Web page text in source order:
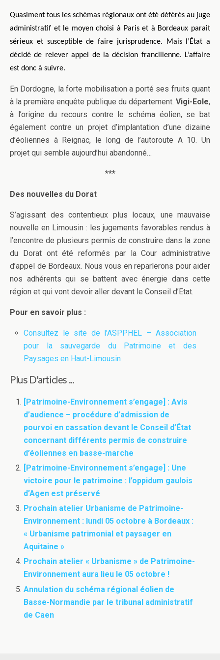
Quasiment tous les schémas régionaux ont été déférés au juge
administratif et le moyen choisi à Paris et à Bordeaux parait
sérieux et susceptible de faire jurisprudence. Mais l’État a
décidé de relever appel de la décision francilienne. L’affaire
est donc à suivre.
En Dordogne, la forte mobilisation a porté ses fruits quant
à la première enquête publique du département. Vigi-Eole,
à l’origine du recours contre le schéma éolien, se bat
également contre un projet d’implantation d’une dizaine
d’éoliennes à Reignac, le long de l’autoroute A 10. Un
projet qui semble aujourd’hui abandonné…
***
Des nouvelles du Dorat
S’agissant des contentieux plus locaux, une mauvaise
nouvelle en Limousin : les jugements favorables rendus à
l’encontre de plusieurs permis de construire dans la zone
du Dorat ont été reformés par la Cour administrative
d’appel de Bordeaux. Nous vous en reparlerons pour aider
nos adhérents qui se battent avec énergie dans cette
région et qui vont devoir aller devant le Conseil d’Etat.
Pour en savoir plus :
Consultez le site de l’ASPPHEL – Association
pour la sauvegarde du Patrimoine et des
Paysages en Haut-Limousin
Plus D'articles ...
[Patrimoine-Environnement s’engage] : Avis
d’audience – procédure d’admission de
pourvoi en cassation devant le Conseil d’État
concernant différents permis de construire
d’éoliennes en basse-marche
[Patrimoine-Environnement s’engage] : Une
victoire pour le patrimoine : l’oppidum gaulois
d’Agen est préservé
Prochain atelier Urbanisme de Patrimoine-
Environnement : lundi 05 octobre à Bordeaux :
« Urbanisme patrimonial et paysager en
Aquitaine »
Prochain atelier « Urbanisme » de Patrimoine-
Environnement aura lieu le 05 octobre !
Annulation du schéma régional éolien de
Basse-Normandie par le tribunal administratif
de Caen